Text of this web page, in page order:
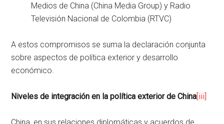
Medios de China (China Media Group) y Radio
Televisión Nacional de Colombia (RTVC)
A estos compromisos se suma la declaración conjunta
sobre aspectos de política exterior y desarrollo
económico.
Niveles de integración en la política exterior de China[iii]